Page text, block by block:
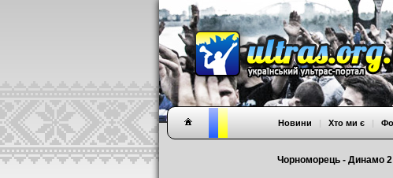
Чорноморець - Динамо
Новини | Хто ми є |